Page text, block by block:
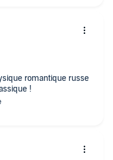
romantique russe
!